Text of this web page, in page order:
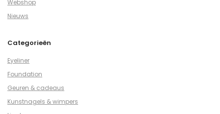
Webshop
Nieuws
Categorieën
Eyeliner
Foundation
Geuren & cadeaus
Kunstnagels & wimpers